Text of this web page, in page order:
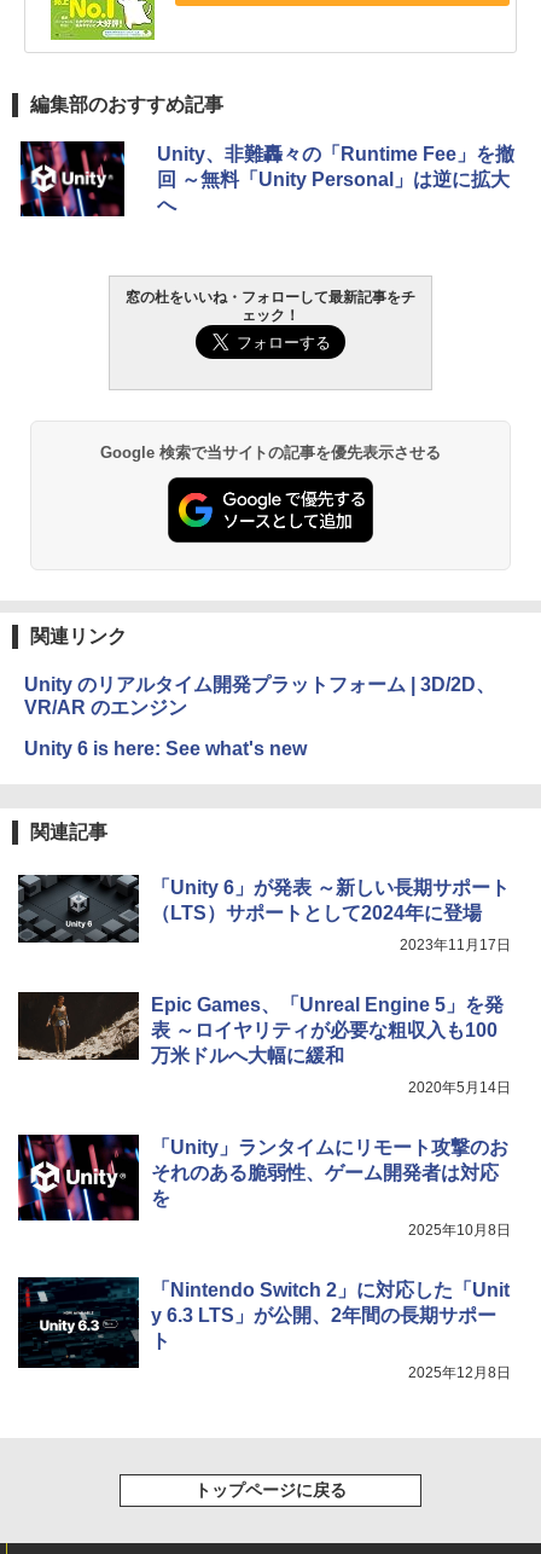
編集部のおすすめ記事
Unity、非難轟々の「Runtime Fee」を撤
回 ～無料「Unity Personal」は逆に拡大
へ
窓の杜をいいね・フォローして最新記事をチ
ェック！
Google 検索で当サイトの記事を優先表示させる
関連リンク
Unity のリアルタイム開発プラットフォーム | 3D/2D、
VR/AR のエンジン
Unity 6 is here: See what's new
関連記事
「Unity 6」が発表 ～新しい長期サポート
（LTS）サポートとして2024年に登場
2023年11月17日
Epic Games、「Unreal Engine 5」を発
表 ～ロイヤリティが必要な粗収入も100
万米ドルへ大幅に緩和
2020年5月14日
「Unity」ランタイムにリモート攻撃のお
それのある脆弱性、ゲーム開発者は対応
を
2025年10月8日
「Nintendo Switch 2」に対応した「Unit
y 6.3 LTS」が公開、2年間の長期サポー
ト
2025年12月8日
トップページに戻る